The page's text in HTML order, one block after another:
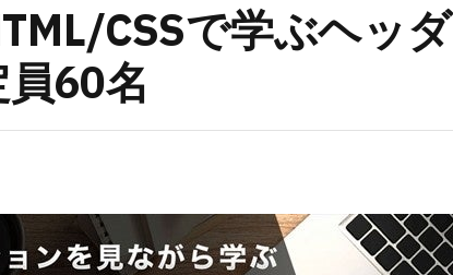
CSSで学ぶヘッ
60名